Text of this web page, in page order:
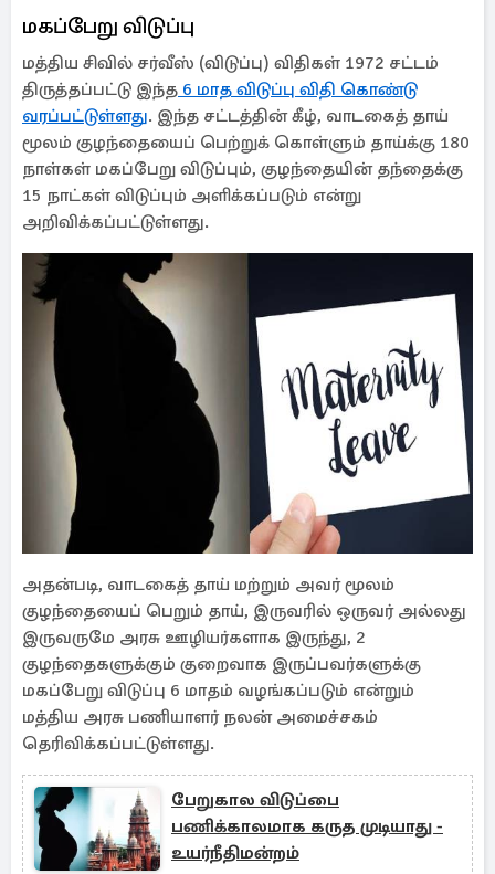
மகப்பேறு விடுப்பு
மத்திய சிவில் சர்வீஸ் (விடுப்பு) விதிகள் 1972 சட்டம்
திருத்தப்பட்டு இந்த 6 மாத விடுப்பு விதி கொண்டு
வரப்பட்டுள்ளது. இந்த சட்டத்தின் கீழ், வாடகைத் தாய்
மூலம் குழந்தையைப் பெற்றுக் கொள்ளும் தாய்க்கு 180
நாள்கள் மகப்பேறு விடுப்பும், குழந்தையின் தந்தைக்கு
15 நாட்கள் விடுப்பும் அளிக்கப்படும் என்று
அறிவிக்கப்பட்டுள்ளது.
அதன்படி, வாடகைத் தாய் மற்றும் அவர் மூலம்
குழந்தையைப் பெறும் தாய், இருவரில் ஒருவர் அல்லது
இருவருமே அரசு ஊழியர்களாக இருந்து, 2
குழந்தைகளுக்கும் குறைவாக இருப்பவர்களுக்கு
மகப்பேறு விடுப்பு 6 மாதம் வழங்கப்படும் என்றும்
மத்திய அரசு பணியாளர் நலன் அமைச்சகம்
தெரிவிக்கப்பட்டுள்ளது.
பேறுகால விடுப்பை
பணிக்காலமாக கருத முடியாது -
உயர்நீதிமன்றம்